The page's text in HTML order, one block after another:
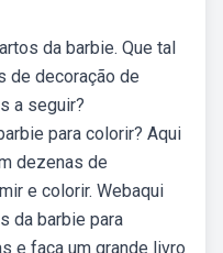
da barbie. Que tal
de decoração de
a seguir?
para colorir? Aqui
dezenas de
e colorir. Webaqui
da barbie para
e faça um grande livro